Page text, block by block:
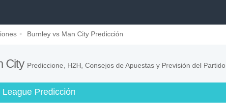
Burnley vs Man City Predicción
City Prediccione, H2H, Consejos de Apuestas y Previsión del Partido
Predicción